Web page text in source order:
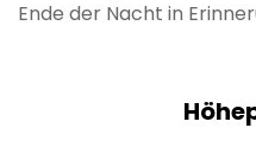
Ende der Nacht in